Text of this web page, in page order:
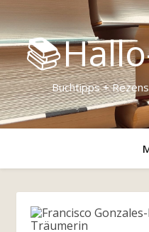
Buchtipps +